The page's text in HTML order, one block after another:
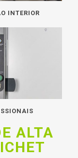
INTERIOR
ALTA